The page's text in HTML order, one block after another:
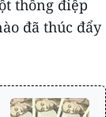
thông điệp
đã thúc đẩy